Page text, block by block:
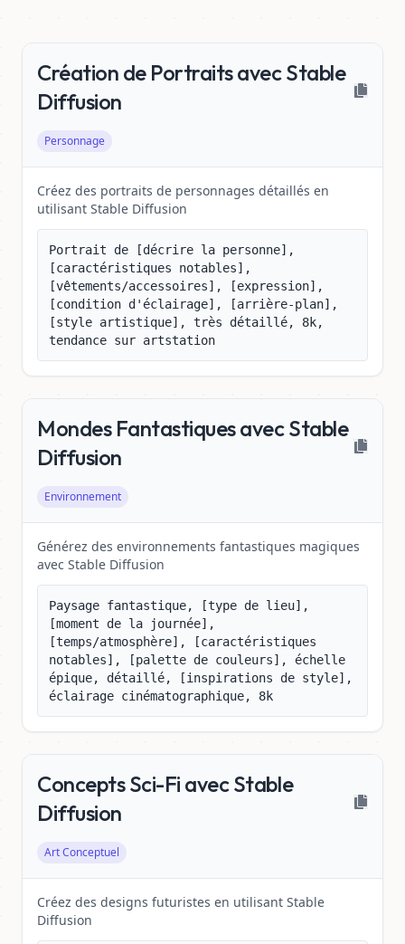
Création de Portraits avec Stable
Diffusion
Personnage
Créez des portraits de personnages détaillés en
utilisant Stable Diffusion
Portrait de [décrire la personne],
[caractéristiques notables],
[vêtements/accessoires], [expression],
[condition d'éclairage], [arrière-plan],
[style artistique], très détaillé, 8k,
tendance sur artstation
Mondes Fantastiques avec Stable
Diffusion
Environnement
Générez des environnements fantastiques magiques
avec Stable Diffusion
Paysage fantastique, [type de lieu],
[moment de la journée],
[temps/atmosphère], [caractéristiques
notables], [palette de couleurs], échelle
épique, détaillé, [inspirations de style],
éclairage cinématographique, 8k
Concepts Sci-Fi avec Stable
Diffusion
Art Conceptuel
Créez des designs futuristes en utilisant Stable
Diffusion